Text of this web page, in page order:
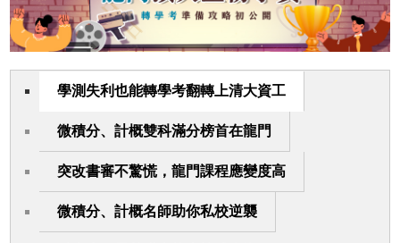
學測失利也能轉學考翻轉上清大資工
微積分、計概雙科滿分榜首在龍門
突改書審不驚慌，龍門課程應變度高
微積分、計概名師助你私校逆襲